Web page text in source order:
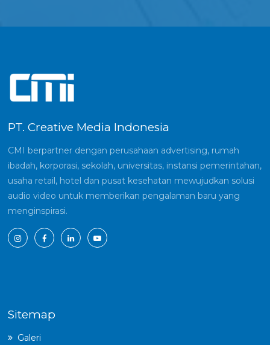
PT. Creative Media Indonesia
CMI berpartner dengan perusahaan advertising, rumah
ibadah, korporasi, sekolah, universitas, instansi pemerintahan,
usaha retail, hotel dan pusat kesehatan mewujudkan solusi
audio video untuk memberikan pengalaman baru yang
menginspirasi.
Sitemap
Galeri